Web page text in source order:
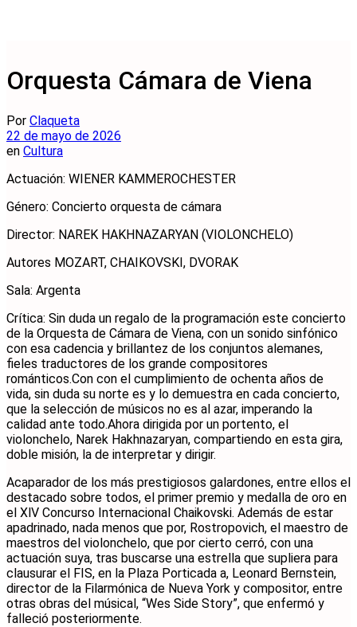
Orquesta Cámara de Viena
Por Claqueta
22 de mayo de 2026
en Cultura
Actuación: WIENER KAMMEROCHESTER
Género: Concierto orquesta de cámara
Director: NAREK HAKHNAZARYAN (VIOLONCHELO)
Autores MOZART, CHAIKOVSKI, DVORAK
Sala: Argenta
Crítica: Sin duda un regalo de la programación este concierto
de la Orquesta de Cámara de Viena, con un sonido sinfónico
con esa cadencia y brillantez de los conjuntos alemanes,
fieles traductores de los grande compositores
románticos.Con con el cumplimiento de ochenta años de
vida, sin duda su norte es y lo demuestra en cada concierto,
que la selección de músicos no es al azar, imperando la
calidad ante todo.Ahora dirigida por un portento, el
violonchelo, Narek Hakhnazaryan, compartiendo en esta gira,
doble misión, la de interpretar y dirigir.
Acaparador de los más prestigiosos galardones, entre ellos el
destacado sobre todos, el primer premio y medalla de oro en
el XlV Concurso Internacional Chaikovski. Además de estar
apadrinado, nada menos que por, Rostropovich, el maestro de
maestros del violonchelo, que por cierto cerró, con una
actuación suya, tras buscarse una estrella que supliera para
clausurar el FIS, en la Plaza Porticada a, Leonard Bernstein,
director de la Filarmónica de Nueva York y compositor, entre
otras obras del músical, “Wes Side Story”, que enfermó y
falleció posteriormente.